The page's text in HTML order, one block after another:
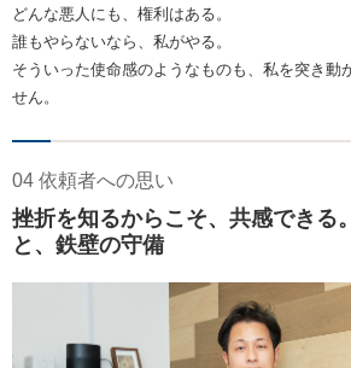
どんな悪人にも、権利はある。
誰もやらないなら、私がやる。
そういった使命感のようなものも、私を突き動
せん。
04 依頼者への思い
挫折を知るからこそ、共感できる
と、鉄壁の守備